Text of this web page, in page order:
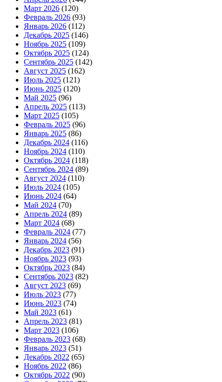
Март 2026 (120)
Февраль 2026 (93)
Январь 2026 (112)
Декабрь 2025 (146)
Ноябрь 2025 (109)
Октябрь 2025 (124)
Сентябрь 2025 (142)
Август 2025 (162)
Июль 2025 (121)
Июнь 2025 (120)
Май 2025 (96)
Апрель 2025 (113)
Март 2025 (105)
Февраль 2025 (96)
Январь 2025 (86)
Декабрь 2024 (116)
Ноябрь 2024 (110)
Октябрь 2024 (118)
Сентябрь 2024 (89)
Август 2024 (110)
Июль 2024 (105)
Июнь 2024 (64)
Май 2024 (70)
Апрель 2024 (89)
Март 2024 (68)
Февраль 2024 (77)
Январь 2024 (56)
Декабрь 2023 (91)
Ноябрь 2023 (93)
Октябрь 2023 (84)
Сентябрь 2023 (82)
Август 2023 (69)
Июль 2023 (77)
Июнь 2023 (74)
Май 2023 (61)
Апрель 2023 (81)
Март 2023 (106)
Февраль 2023 (68)
Январь 2023 (51)
Декабрь 2022 (65)
Ноябрь 2022 (86)
Октябрь 2022 (90)